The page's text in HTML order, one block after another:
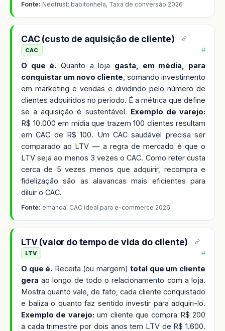
Fonte: Neotrust; babitonhela, Taxa de conversão 2026
CAC (custo de aquisição de cliente)
CAC #
O que é. Quanto a loja gasta, em média, para
conquistar um novo cliente , somando investimento
em marketing e vendas e dividindo pelo número de
clientes adquiridos no período. É a métrica que define
se a aquisição é sustentável. Exemplo de varejo:
R$ 10.000 em mídia que trazem 100 clientes resultam
em CAC de R$ 100. Um CAC saudável precisa ser
comparado ao LTV — a regra de mercado é que o
LTV seja ao menos 3 vezes o CAC. Como reter custa
cerca de 5 vezes menos que adquirir, recompra e
fidelização são as alavancas mais eficientes para
diluir o CAC.
Fonte: emanda, CAC ideal para e-commerce 2026
LTV (valor do tempo de vida do cliente)
LTV #
O que é. Receita (ou margem) total que um cliente
gera ao longo de todo o relacionamento com a loja.
Mostra quanto vale, de fato, cada cliente conquistado
e baliza o quanto faz sentido investir para adquiri-lo.
Exemplo de varejo: um cliente que compra R$ 200
a cada trimestre por dois anos tem LTV de R$ 1.600.